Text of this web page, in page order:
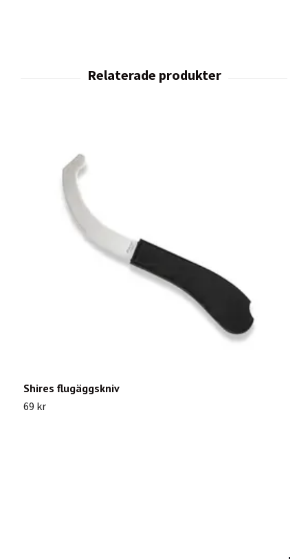
Shires flugäggskniv
69 kr